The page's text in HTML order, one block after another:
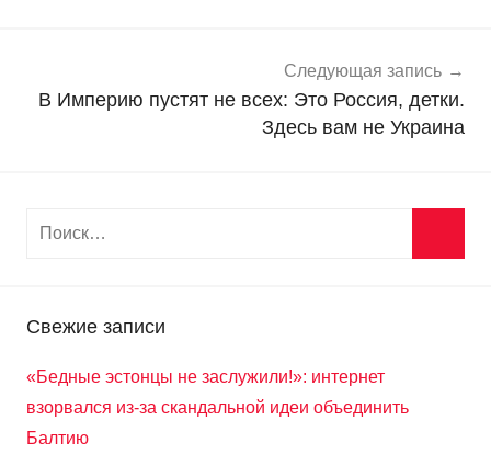
Следующая запись
В Империю пустят не всех: Это Россия, детки.
Здесь вам не Украина
Свежие записи
«Бедные эстонцы не заслужили!»: интернет
взорвался из-за скандальной идеи объединить
Балтию